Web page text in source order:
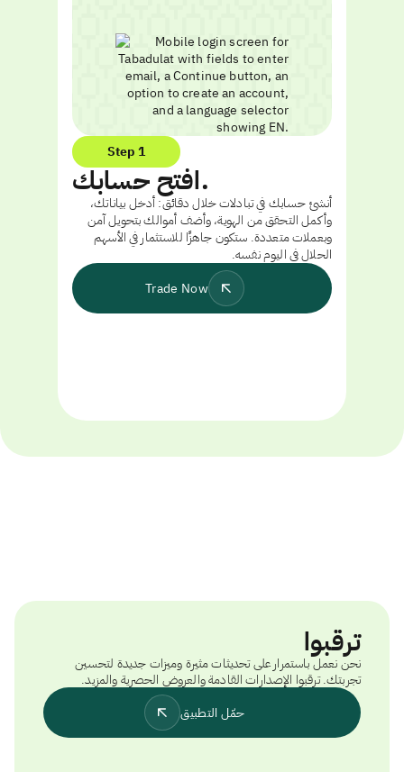
Step 1
افتح حسابك.
أنشئ حسابك في تبادلات خلال دقائق: أدخل بياناتك،
وأكمل التحقق من الهوية، وأضف أموالك بتحويل آمن
وبعملات متعددة. ستكون جاهزًا للاستثمار في الأسهم
الحلال في اليوم نفسه.
Trade Now
ترقبوا
نحن نعمل باستمرار على تحديثات مثيرة وميزات جديدة لتحسين
تجربتك. ترقبوا الإصدارات القادمة والعروض الحصرية والمزيد.
حمّل التطبيق